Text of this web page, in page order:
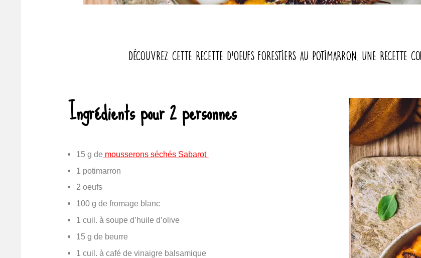
Découvrez cette recette d’oeufs forestiers au potimarron. Une recette
Ingrédients pour 2 personnes
15 g de mousserons séchés Sabarot
1 potimarron
2 oeufs
100 g de fromage blanc
1 cuil. à soupe d’huile d’olive
15 g de beurre
1 cuil. à café de vinaigre balsamique